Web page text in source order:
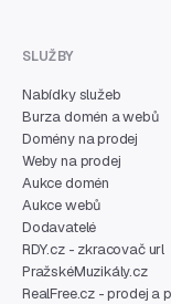
SLUŽBY
Nabídky služeb
Burza domén a webů
Domény na prodej
Weby na prodej
Aukce domén
Aukce webů
Dodavatelé
RDY.cz - zkracovač url
PražskéMuzikály.cz
RealFree.cz - prodej a